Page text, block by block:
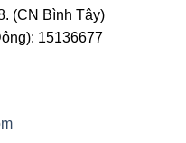
(CN Bình Tây)
15136677